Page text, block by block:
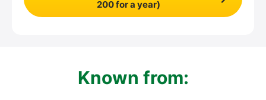
200 for a year)
Known from: